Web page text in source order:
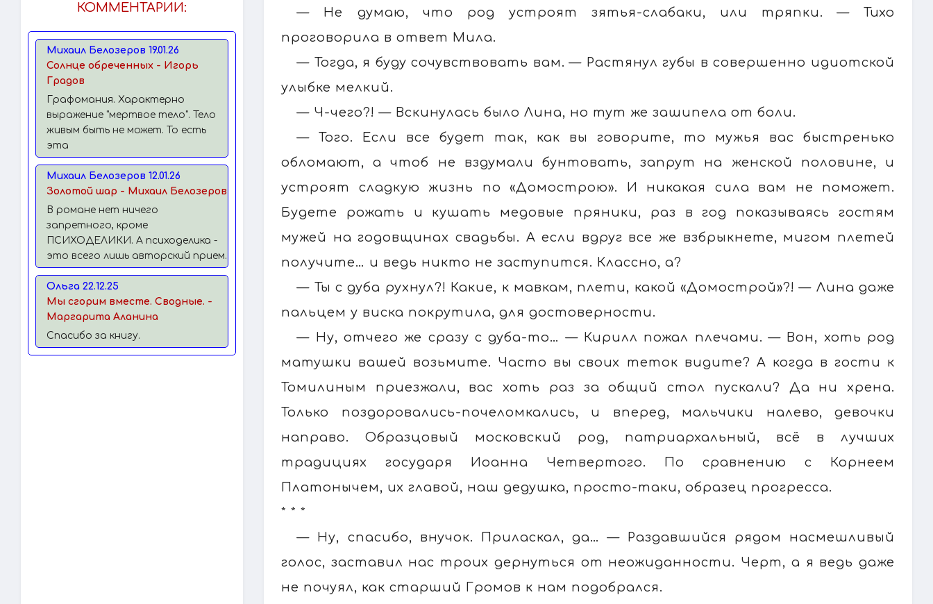
КОММЕНТАРИИ:
Михаил Белозеров 19.01.26
Солнце обреченных - Игорь
Градов
Графомания. Характерно
выражение "мертвое тело". Тело
живым быть не может. То есть
эта
Михаил Белозеров 12.01.26
Золотой шар - Михаил Белозеров
В романе нет ничего
запретного, кроме
ПСИХОДЕЛИКИ. А психоделика -
это всего лишь авторский прием.
Ольга 22.12.25
Мы сгорим вместе. Сводные. -
Маргарита Аланина
Спасибо за книгу.
— Не думаю, что род устроят зятья-слабаки, или тряпки. — Тихо
проговорила в ответ Мила.
— Тогда, я буду сочувствовать вам. — Растянул губы в совершенно идиотской
улыбке мелкий.
— Ч-чего?! — Вскинулась было Лина, но тут же зашипела от боли.
— Того. Если все будет так, как вы говорите, то мужья вас быстренько
обломают, а чтоб не вздумали бунтовать, запрут на женской половине, и
устроят сладкую жизнь по «Домострою». И никакая сила вам не поможет.
Будете рожать и кушать медовые пряники, раз в год показываясь гостям
мужей на годовщинах свадьбы. А если вдруг все же взбрыкнете, мигом плетей
получите… и ведь никто не заступится. Классно, а?
— Ты с дуба рухнул?! Какие, к мавкам, плети, какой «Домострой»?! — Лина даже
пальцем у виска покрутила, для достоверности.
— Ну, отчего же сразу с дуба-то… — Кирилл пожал плечами. — Вон, хоть род
матушки вашей возьмите. Часто вы своих теток видите? А когда в гости к
Томилиным приезжали, вас хоть раз за общий стол пускали? Да ни хрена.
Только поздоровались-почеломкались, и вперед, мальчики налево, девочки
направо. Образцовый московский род, патриархальный, всё в лучших
традициях государя Иоанна Четвертого. По сравнению с Корнеем
Платонычем, их главой, наш дедушка, просто-таки, образец прогресса.
* * *
— Ну, спасибо, внучок. Приласкал, да… — Раздавшийся рядом насмешливый
голос, заставил нас троих дернуться от неожиданности. Черт, а я ведь даже
не почуял, как старший Громов к нам подобрался.